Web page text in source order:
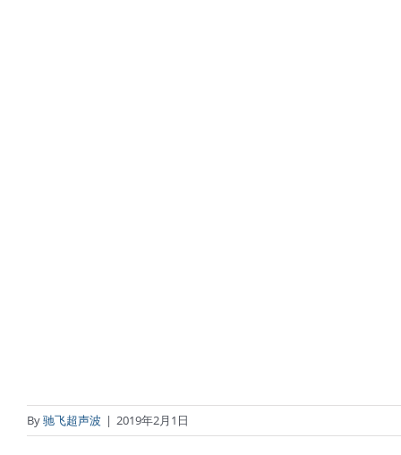
By驰飞超声波 | 2019年2月1日